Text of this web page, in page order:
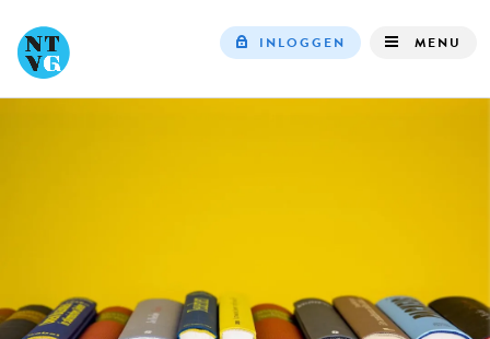
INLOGGEN MENU